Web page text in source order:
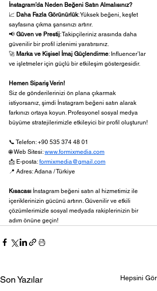
İnstagram’da Neden Beğeni Satın Almalısınız?
📈 Daha Fazla Görünürlük: Yüksek beğeni, keşfet
sayfasına çıkma şansınızı artırır.
📢 Güven ve Prestij: Takipçileriniz arasında daha
güvenilir bir profil izlenimi yaratırsınız.
🚀 Marka ve Kişisel İmaj Güçlendirme: Influencer’lar
ve işletmeler için güçlü bir etkileşim göstergesidir.
Hemen Sipariş Verin!
Siz de gönderilerinizi ön plana çıkarmak
istiyorsanız, şimdi İnstagram beğeni satın alarak
farkınızı ortaya koyun. Profesyonel sosyal medya
büyüme stratejilerimizle etkileyici bir profil oluşturun!
📞 Telefon: +90 535 374 48 01
🌐 Web Sitesi: www.formixmedia.com
📩 E-posta: formixmedia@gmail.com
📍 Adres: Adana / Türkiye
Kısacası İnstagram beğeni satın al hizmetimiz ile
içeriklerinizin gücünü artırın. Güvenilir ve etkili
çözümlerimizle sosyal medyada rakiplerinizin bir
adım önüne geçin!
Son Yazılar Hepsini Gör